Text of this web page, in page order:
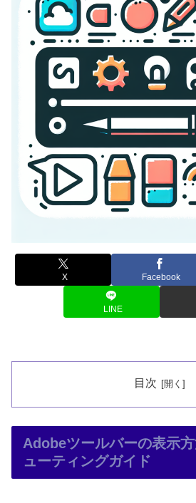
X Facebook
LINE
目次
Adobeツールバーの表示
ューティングガイド